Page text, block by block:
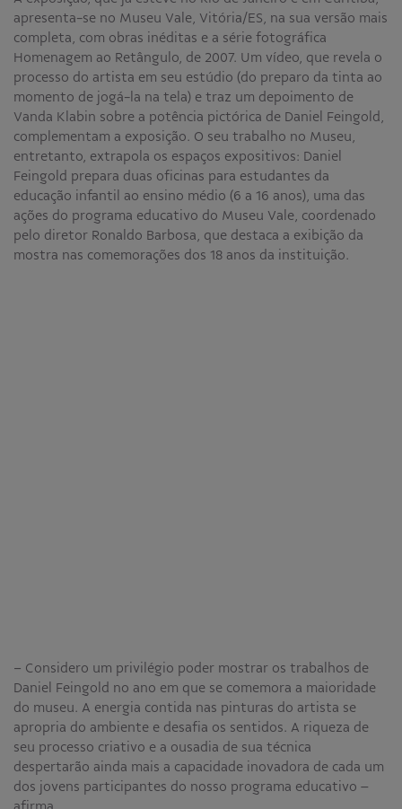
apresenta-se no Museu Vale, Vitória/ES, na sua versão mais
completa, com obras inéditas e a série fotográfica
Homenagem ao Retângulo, de 2007. Um vídeo, que revela o
processo do artista em seu estúdio (do preparo da tinta ao
momento de jogá-la na tela) e traz um depoimento de
Vanda Klabin sobre a potência pictórica de Daniel Feingold,
complementam a exposição. O seu trabalho no Museu,
entretanto, extrapola os espaços expositivos: Daniel
Feingold prepara duas oficinas para estudantes da
educação infantil ao ensino médio (6 a 16 anos), uma das
ações do programa educativo do Museu Vale, coordenado
pelo diretor Ronaldo Barbosa, que destaca a exibição da
mostra nas comemorações dos 18 anos da instituição.
− Considero um privilégio poder mostrar os trabalhos de
Daniel Feingold no ano em que se comemora a maioridade
do museu. A energia contida nas pinturas do artista se
apropria do ambiente e desafia os sentidos. A riqueza de
seu processo criativo e a ousadia de sua técnica
despertarão ainda mais a capacidade inovadora de cada um
dos jovens participantes do nosso programa educativo –